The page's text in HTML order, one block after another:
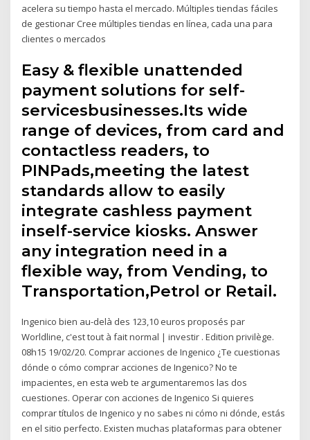
acelera su tiempo hasta el mercado. Múltiples tiendas fáciles
de gestionar Cree múltiples tiendas en línea, cada una para
clientes o mercados
Easy & flexible unattended
payment solutions for self-
servicesbusinesses.Its wide
range of devices, from card and
contactless readers, to
PINPads,meeting the latest
standards allow to easily
integrate cashless payment
inself-service kiosks. Answer
any integration need in a
flexible way, from Vending, to
Transportation,Petrol or Retail.
Ingenico bien au-delà des 123,10 euros proposés par
Worldline, c'est tout à fait normal | investir . Edition privilège.
08h15 19/02/20. Comprar acciones de Ingenico ¿Te cuestionas
dónde o cómo comprar acciones de Ingenico? No te
impacientes, en esta web te argumentaremos las dos
cuestiones. Operar con acciones de Ingenico Si quieres
comprar títulos de Ingenico y no sabes ni cómo ni dónde, estás
en el sitio perfecto. Existen muchas plataformas para obtener